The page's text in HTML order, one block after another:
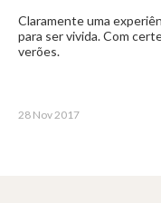
Claramente uma
para ser vivida. Com
verões.
28 Nov 2017